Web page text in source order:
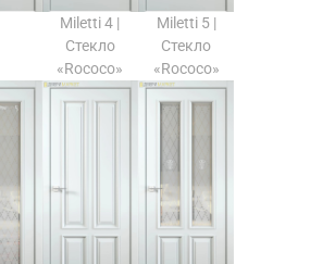
Miletti 4 |
Стекло
«Rococo»
Miletti 5 |
Стекло
«Rococo»